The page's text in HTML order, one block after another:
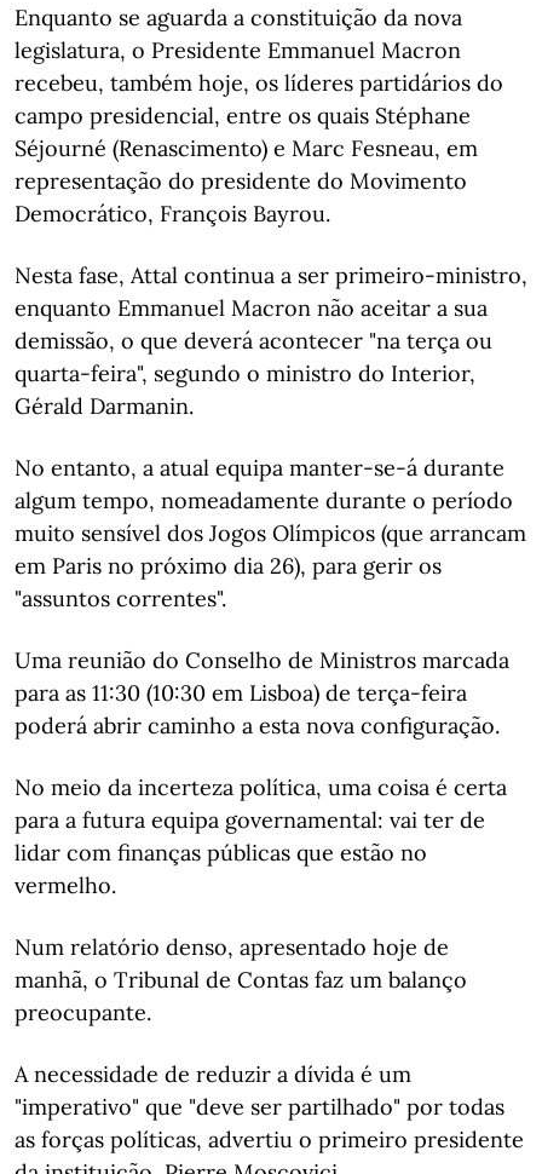
Enquanto se aguarda a constituição da nova
legislatura, o Presidente Emmanuel Macron
recebeu, também hoje, os líderes partidários do
campo presidencial, entre os quais Stéphane
Séjourné (Renascimento) e Marc Fesneau, em
representação do presidente do Movimento
Democrático, François Bayrou.
Nesta fase, Attal continua a ser primeiro-ministro,
enquanto Emmanuel Macron não aceitar a sua
demissão, o que deverá acontecer "na terça ou
quarta-feira", segundo o ministro do Interior,
Gérald Darmanin.
No entanto, a atual equipa manter-se-á durante
algum tempo, nomeadamente durante o período
muito sensível dos Jogos Olímpicos (que arrancam
em Paris no próximo dia 26), para gerir os
"assuntos correntes".
Uma reunião do Conselho de Ministros marcada
para as 11:30 (10:30 em Lisboa) de terça-feira
poderá abrir caminho a esta nova configuração.
No meio da incerteza política, uma coisa é certa
para a futura equipa governamental: vai ter de
lidar com finanças públicas que estão no
vermelho.
Num relatório denso, apresentado hoje de
manhã, o Tribunal de Contas faz um balanço
preocupante.
A necessidade de reduzir a dívida é um
"imperativo" que "deve ser partilhado" por todas
as forças políticas, advertiu o primeiro presidente